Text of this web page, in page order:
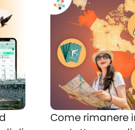
Come rimanere